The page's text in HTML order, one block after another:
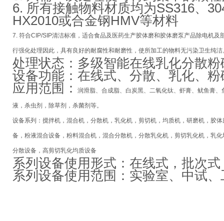
6. 所有接触物料材质均为SS316、
HX2010或合金钢HMV等材料
7. 符合CIP/SIP清洁标准，适合食品及医药生产胶体磨和胶体磨泵产品除电机及
行强化处理因此，具有良好的耐腐性和耐磨性，使所加工的物料无污染卫生纯洁
处理状态：多级智能在线乳化分散
设备功能：在线式、分散、乳化、
应用范围 ： 润滑脂、合成脂、白炭黑、二氧化钛、虾膏、鱿鱼膏
液，杀虫剂，除草剂，杀菌剂等。
设备系列：搅拌机，混合机，分散机，乳化机，剪切机，均质机，研磨机，胶
备，粉液混合设备，粉料混合机，混合分散机，分散乳化机，剪切乳化机，乳
分散设备，高剪切乳化均质设备
系列设备使用形式：在线式，批次
系列设备使用范围：实验室、中试